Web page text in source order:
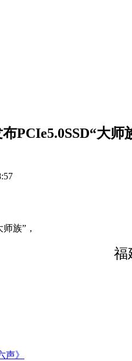
PCIe5.0SSD“大师
族”，
福
》